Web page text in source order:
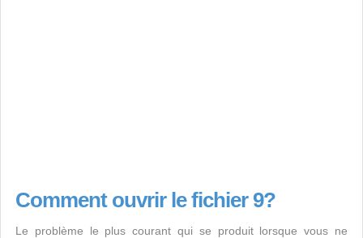
Comment ouvrir le fichier 9?
Le problème le plus courant qui se produit lorsque vous ne